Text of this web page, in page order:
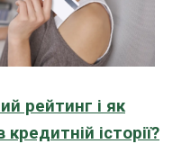
рейтинг і як
історії?